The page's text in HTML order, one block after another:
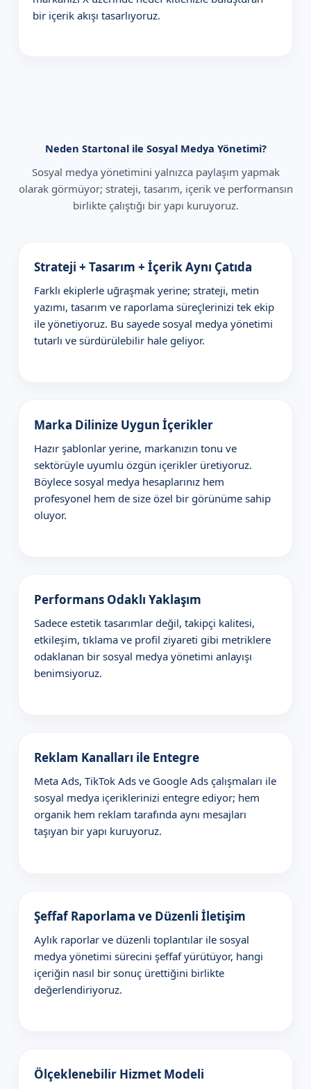
bir içerik akışı tasarlıyoruz.
Neden Startonal ile Sosyal Medya Yönetimi?
Sosyal medya yönetimini yalnızca paylaşım yapmak
olarak görmüyor; strateji, tasarım, içerik ve performansın
birlikte çalıştığı bir yapı kuruyoruz.
Strateji + Tasarım + İçerik Aynı Çatıda
Farklı ekiplerle uğraşmak yerine; strateji, metin
yazımı, tasarım ve raporlama süreçlerinizi tek ekip
ile yönetiyoruz. Bu sayede sosyal medya yönetimi
tutarlı ve sürdürülebilir hale geliyor.
Marka Dilinize Uygun İçerikler
Hazır şablonlar yerine, markanızın tonu ve
sektörüyle uyumlu özgün içerikler üretiyoruz.
Böylece sosyal medya hesaplarınız hem
profesyonel hem de size özel bir görünüme sahip
oluyor.
Performans Odaklı Yaklaşım
Sadece estetik tasarımlar değil, takipçi kalitesi,
etkileşim, tıklama ve profil ziyareti gibi metriklere
odaklanan bir sosyal medya yönetimi anlayışı
benimsiyoruz.
Reklam Kanalları ile Entegre
Meta Ads, TikTok Ads ve Google Ads çalışmaları ile
sosyal medya içeriklerinizi entegre ediyor; hem
organik hem reklam tarafında aynı mesajları
taşıyan bir yapı kuruyoruz.
Şeffaf Raporlama ve Düzenli İletişim
Aylık raporlar ve düzenli toplantılar ile sosyal
medya yönetimi sürecini şeffaf yürütüyor, hangi
içeriğin nasıl bir sonuç ürettiğini birlikte
değerlendiriyoruz.
Ölçeklenebilir Hizmet Modeli